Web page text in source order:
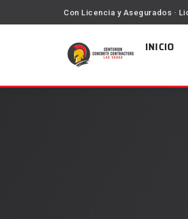
Con Licencia y Asegurados ·
INICIO